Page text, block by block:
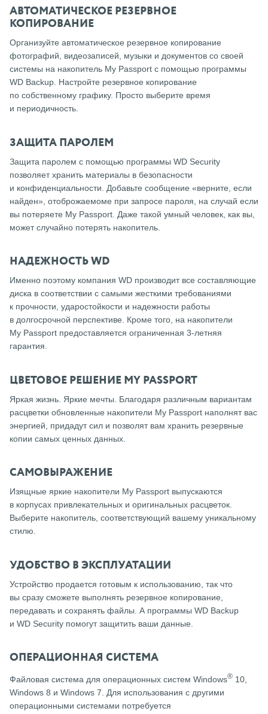
АВТОМАТИЧЕСКОЕ РЕЗЕРВНОЕ
КОПИРОВАНИЕ
Организуйте автоматическое резервное копирование
фотографий, видеозаписей, музыки и документов со своей
системы на накопитель My Passport с помощью программы
WD Backup. Настройте резервное копирование
по собственному графику. Просто выберите время
и периодичность.
ЗАЩИТА ПАРОЛЕМ
Защита паролем с помощью программы WD Security
позволяет хранить материалы в безопасности
и конфиденциальности. Добавьте сообщение «верните, если
найден», отоброжаемоме при запросе пароля, на случай если
вы потеряете My Passport. Даже такой умный человек, как вы,
может случайно потерять накопитель.
НАДЕЖНОСТЬ WD
Именно поэтому компания WD производит все составляющие
диска в соответствии с самыми жесткими требованиями
к прочности, ударостойкости и надежности работы
в долгосрочной перспективе. Кроме того, на накопители
My Passport предоставляется ограниченная 3-летняя
гарантия.
ЦВЕТОВОЕ РЕШЕНИЕ MY PASSPORT
Яркая жизнь. Яркие мечты. Благодаря различным вариантам
расцветки обновленные накопители My Passport наполнят вас
энергией, придадут сил и позволят вам хранить резервные
копии самых ценных данных.
САМОВЫРАЖЕНИЕ
Изящные яркие накопители My Passport выпускаются
в корпусах привлекательных и оригинальных расцветок.
Выберите накопитель, соответствующий вашему уникальному
стилю.
УДОБСТВО В ЭКСПЛУАТАЦИИ
Устройство продается готовым к использованию, так что
вы сразу сможете выполнять резервное копирование,
передавать и сохранять файлы. А программы WD Backup
и WD Security помогут защитить ваши данные.
ОПЕРАЦИОННАЯ СИСТЕМА
Файловая система для операционных систем Windows® 10,
Windows 8 и Windows 7. Для использования с другими
операционными системами потребуется